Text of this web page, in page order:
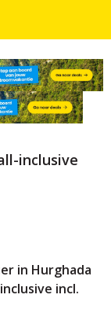
inclusive
in Hurghada
incl.